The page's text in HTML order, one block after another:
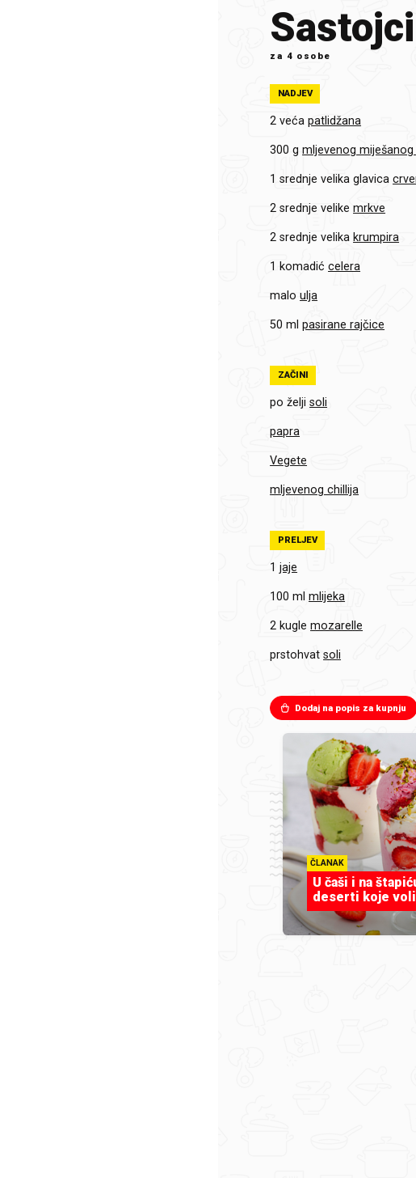
Sastojci
za 4 osobe
NADJEV
2 veća patlidžana
300 g mljevenog
1 srednje velika glavica
2 srednje velike mrkve
2 srednje velika krumpira
1 komadić celera
malo ulja
50 ml pasirane rajčice
ZAČINI
po želji soli
papra
Vegete
mljevenog chillija
PRELJEV
1 jaje
100 ml mlijeka
2 kugle mozarelle
prstohvat soli
Dodaj na popis za kupnju
ČLANAK
U čaši i na
deserti koje